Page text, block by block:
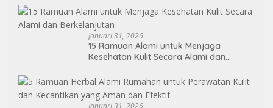
Januari 31, 2026
15 Ramuan Alami untuk Menjaga
Kesehatan Kulit Secara Alami dan
Januari 31, 2026